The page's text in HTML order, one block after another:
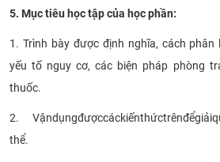
5. Mục tiêu học tập của học phần:
1. Trình bày được định nghĩa, cách phân
yếu tố nguy cơ, các biện pháp phòng
thuốc.
2. Vậndụngđượccáckiếnthứctrênđểgiải
thể.